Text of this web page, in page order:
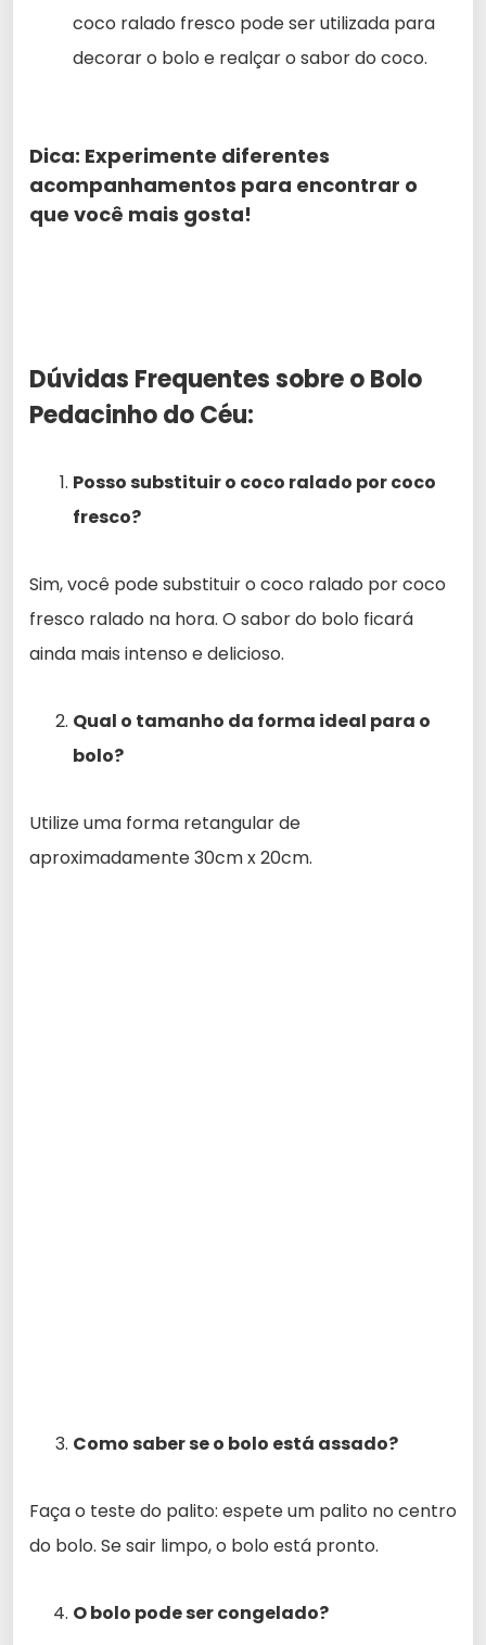
coco ralado fresco pode ser utilizada para
decorar o bolo e realçar o sabor do coco.
Dica: Experimente diferentes
acompanhamentos para encontrar o
que você mais gosta!
Dúvidas Frequentes sobre o Bolo
Pedacinho do Céu:
Posso substituir o coco ralado por coco
fresco?
Sim, você pode substituir o coco ralado por coco
fresco ralado na hora. O sabor do bolo ficará
ainda mais intenso e delicioso.
Qual o tamanho da forma ideal para o
bolo?
Utilize uma forma retangular de
aproximadamente 30cm x 20cm.
Como saber se o bolo está assado?
Faça o teste do palito: espete um palito no centro
do bolo. Se sair limpo, o bolo está pronto.
O bolo pode ser congelado?